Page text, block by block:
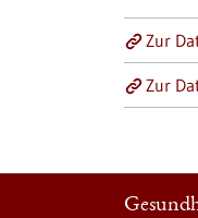
Zur
Zur